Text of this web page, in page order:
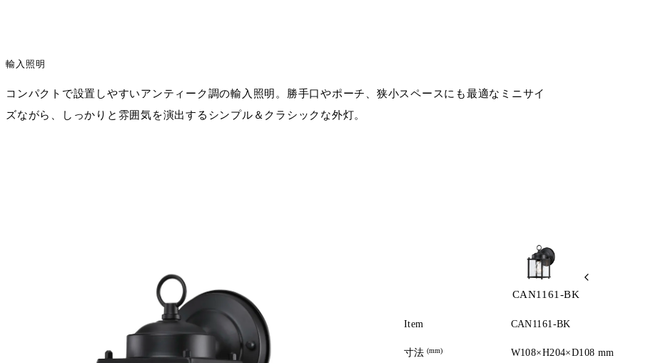
輸入照明
コンパクトで設置しやすいアンティーク調の輸入照明。勝手口やポーチ、狭小スペースにも最適なミニサイ
ズながら、しっかりと雰囲気を演出するシンプル＆クラシックな外灯。
Item
寸法 (mm)
CAN1161-BK
CAN1161-BK
W108×H204×D108 mm